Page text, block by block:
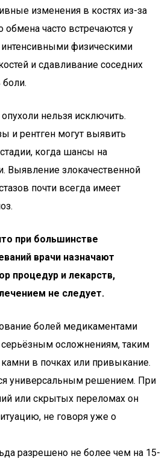
изменения в костях из-за
часто встречаются у
физическими
и сдавливание соседних
нельзя исключить.
и рентген могут выявить
когда шансы на
Выявление злокачественной
почти всегда имеет
при большинстве
врачи назначают
процедур и лекарств,
не следует.
болей медикаментами
осложнениям, таким
в почках или привыкание.
универсальным решением. При
или скрытых переломах он
не говоря уже о
разрешено не более чем на 15-